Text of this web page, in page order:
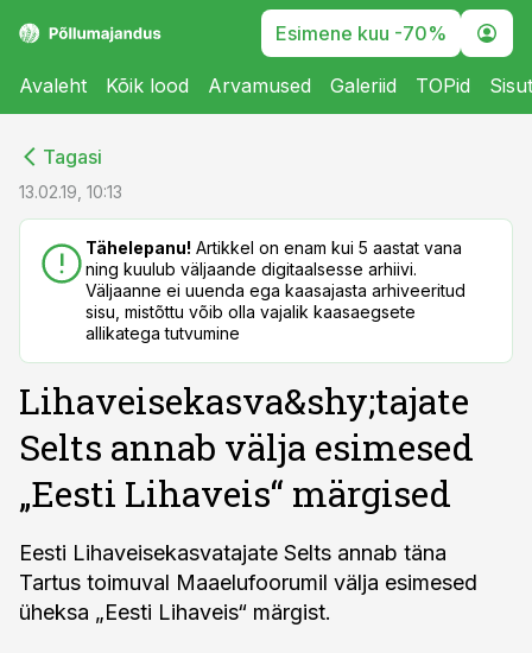
Esimene kuu -70%
Avaleht Kõik lood Arvamused Galeriid TOPid
Tagasi
13.02.19, 10:13
Tähelepanu! Artikkel on enam kui 5 aastat vana
ning kuulub väljaande digitaalsesse arhiivi.
Väljaanne ei uuenda ega kaasajasta arhiveeritud
sisu, mistõttu võib olla vajalik kaasaegsete
allikatega tutvumine
Lihaveisekasva&shy;tajate
Selts annab välja esimesed
„Eesti Lihaveis“ märgised
Eesti Lihaveisekasvatajate Selts annab täna
Tartus toimuval Maaelufoorumil välja esimesed
üheksa „Eesti Lihaveis“ märgist.